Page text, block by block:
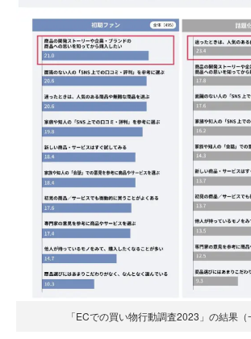
「ECでの買い物行動調査2023」の結果（